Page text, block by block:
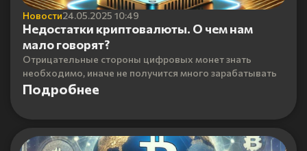
Новости24.05.2025 10:49
Недостатки криптовалюты. О чем нам
мало говорят?
Отрицательные стороны цифровых монет знать
необходимо, иначе не получится много зарабатывать
Подробнее